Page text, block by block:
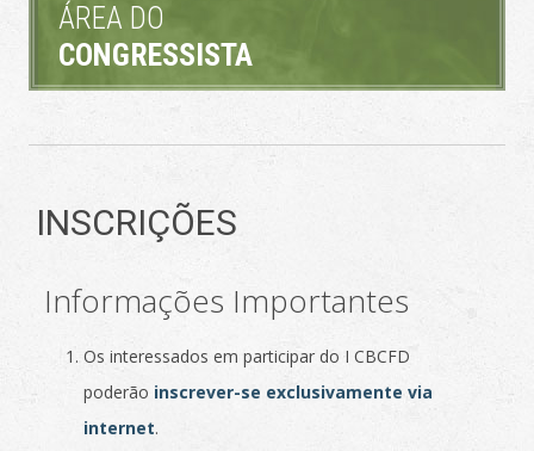
ÁREA DO
CONGRESSISTA
INSCRIÇÕES
Informações Importantes
Os interessados em participar do I CBCFD
poderão inscrever-se exclusivamente via
internet.